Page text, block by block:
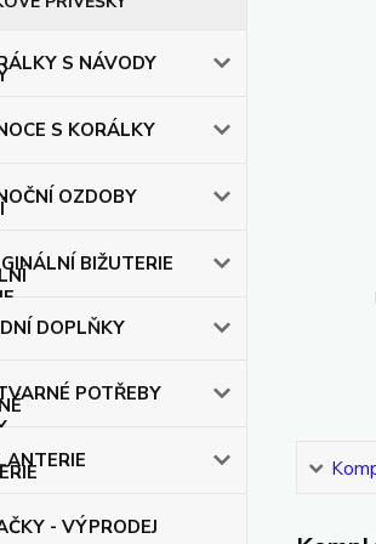
S NÁVODY
S KORÁLKY
OZDOBY
BIŽUTERIE
DOPLŇKY
POTŘEBY
- VÝPRODEJ